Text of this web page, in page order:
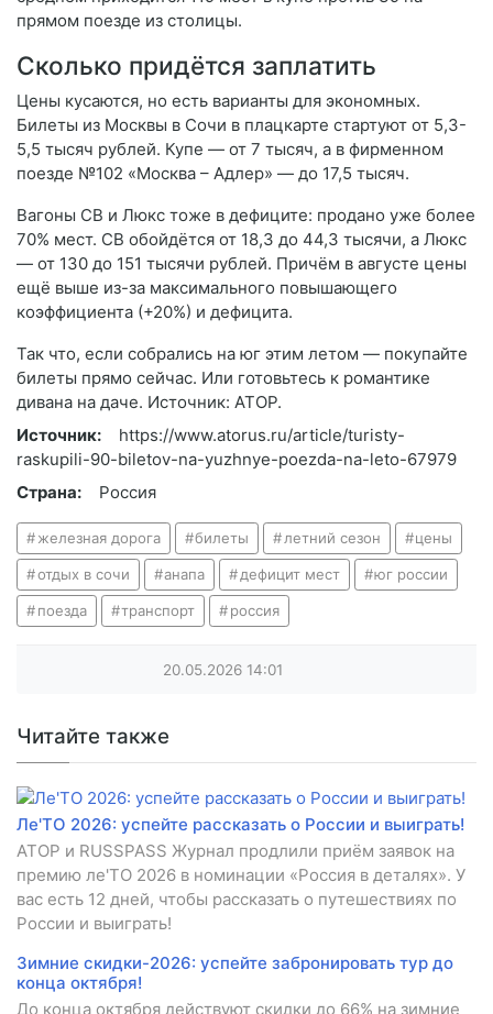
прямом поезде из столицы.
Сколько придётся заплатить
Цены кусаются, но есть варианты для экономных.
Билеты из Москвы в Сочи в плацкарте стартуют от 5,3-
5,5 тысяч рублей. Купе — от 7 тысяч, а в фирменном
поезде №102 «Москва – Адлер» — до 17,5 тысяч.
Вагоны СВ и Люкс тоже в дефиците: продано уже более
70% мест. СВ обойдётся от 18,3 до 44,3 тысячи, а Люкс
— от 130 до 151 тысячи рублей. Причём в августе цены
ещё выше из-за максимального повышающего
коэффициента (+20%) и дефицита.
Так что, если собрались на юг этим летом — покупайте
билеты прямо сейчас. Или готовьтесь к романтике
дивана на даче. Источник: АТОР.
Источник:
https://www.atorus.ru/article/turisty-
raskupili-90-biletov-na-yuzhnye-poezda-na-leto-67979
Страна:
Россия
железная дорога билеты летний сезон цены
отдых в сочи анапа дефицит мест юг россии
поезда транспорт россия
20.05.2026 14:01
Читайте также
Ле'TO 2026: успейте рассказать о России и выиграть!
АТОР и RUSSPASS Журнал продлили приём заявок на
премию ле'TO 2026 в номинации «Россия в деталях». У
вас есть 12 дней, чтобы рассказать о путешествиях по
России и выиграть!
Зимние скидки-2026: успейте забронировать тур до
конца октября!
До конца октября действуют скидки до 66% на зимние